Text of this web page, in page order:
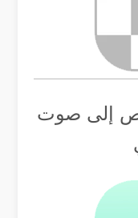
إلى صوت